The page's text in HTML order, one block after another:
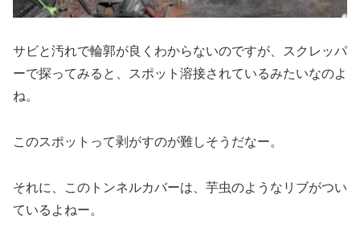
サビと汚れで輪郭が良くわからないのですが、スクレッパ
ーで探ってみると、スポット溶接されているみたいなのよ
ね。
このスポットって剥がすのが難しそうだなー。
それに、このトンネルカバーは、芋虫のようなリブがつい
ているよねー。